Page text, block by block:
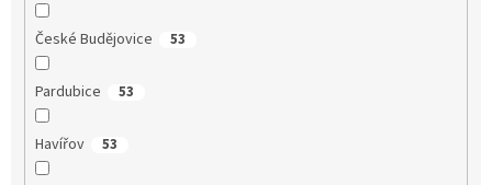
České Budějovice 53
Pardubice 53
Havířov 53